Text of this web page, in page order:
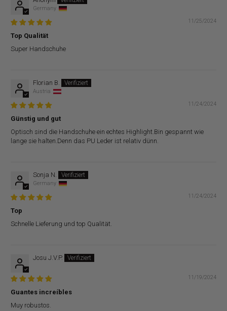
Germany
11/25/2024
Top Qualität
Super Handschuhe
Florian B.
Austria
11/24/2024
Günstig und gut
Optisch sind die Handschuhe ein echtes Highlight.Bin gespannt wie
lange sie halten.Denn das PU Leder ist relativ dünn.
Sonja N.
Germany
11/24/2024
Top
Schnelle Lieferung und top Qualität.
Josu J.V.P.
11/19/2024
Guantes increíbles
Muy robustos.